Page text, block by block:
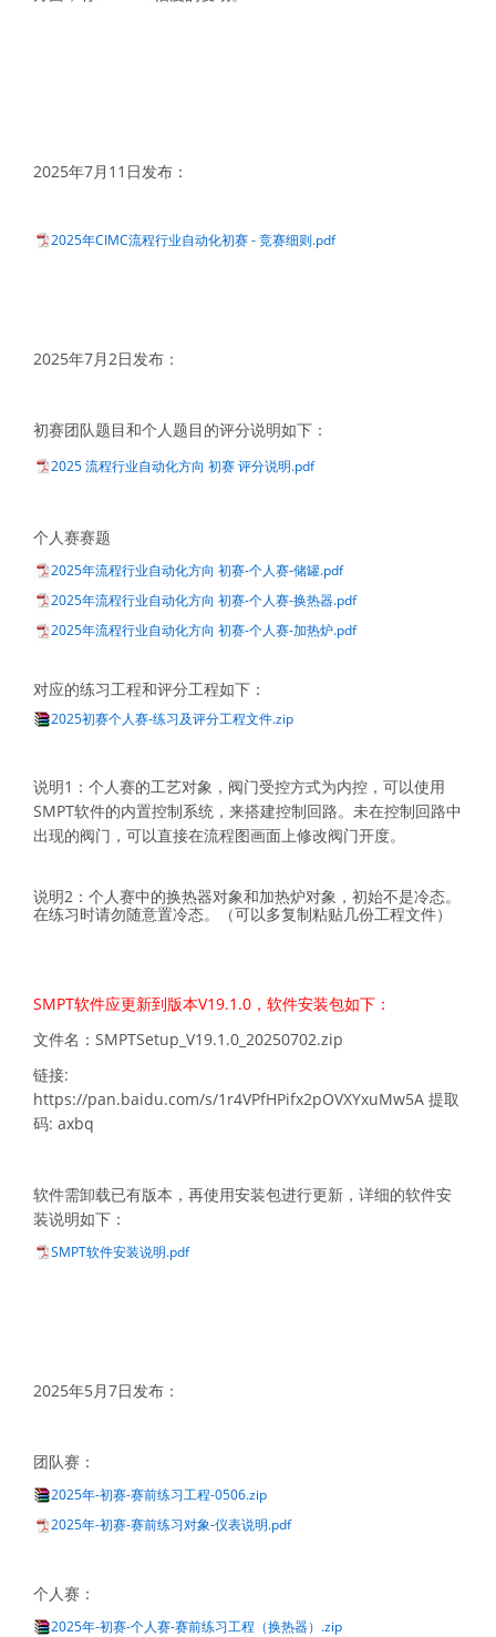
2025年7月11日发布：
2025年CIMC流程行业自动化初赛 - 竞赛细则.pdf
2025年7月2日发布：
初赛团队题目和个人题目的评分说明如下：
2025 流程行业自动化方向 初赛 评分说明.pdf
个人赛赛题
2025年流程行业自动化方向 初赛-个人赛-储罐.pdf
2025年流程行业自动化方向 初赛-个人赛-换热器.pdf
2025年流程行业自动化方向 初赛-个人赛-加热炉.pdf
对应的练习工程和评分工程如下：
2025初赛个人赛-练习及评分工程文件.zip
说明1：个人赛的工艺对象，阀门受控方式为内控，可以使用
SMPT软件的内置控制系统，来搭建控制回路。未在控制回路中
出现的阀门，可以直接在流程图画面上修改阀门开度。
说明2：个人赛中的换热器对象和加热炉对象，初始不是冷态。
在练习时请勿随意置冷态。（可以多复制粘贴几份工程文件）
SMPT软件应更新到版本V19.1.0，软件安装包如下：
文件名：SMPTSetup_V19.1.0_20250702.zip
链接:
https://pan.baidu.com/s/1r4VPfHPifx2pOVXYxuMw5A 提取
码: axbq
软件需卸载已有版本，再使用安装包进行更新，详细的软件安
装说明如下：
SMPT软件安装说明.pdf
2025年5月7日发布：
团队赛：
2025年-初赛-赛前练习工程-0506.zip
2025年-初赛-赛前练习对象-仪表说明.pdf
个人赛：
2025年-初赛-个人赛-赛前练习工程（换热器）.zip